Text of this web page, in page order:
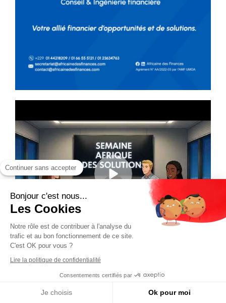
Continuer sans accepter
Bonjour c'est nous...
Les Cookies
Notre rôle est de contribuer à l'analyse du
trafic et au bon fonctionnement de ce site.
C'est OK pour vous ?
Lire la politique de confidentialité
Consentements certifiés par
Je choisis Ok pour moi